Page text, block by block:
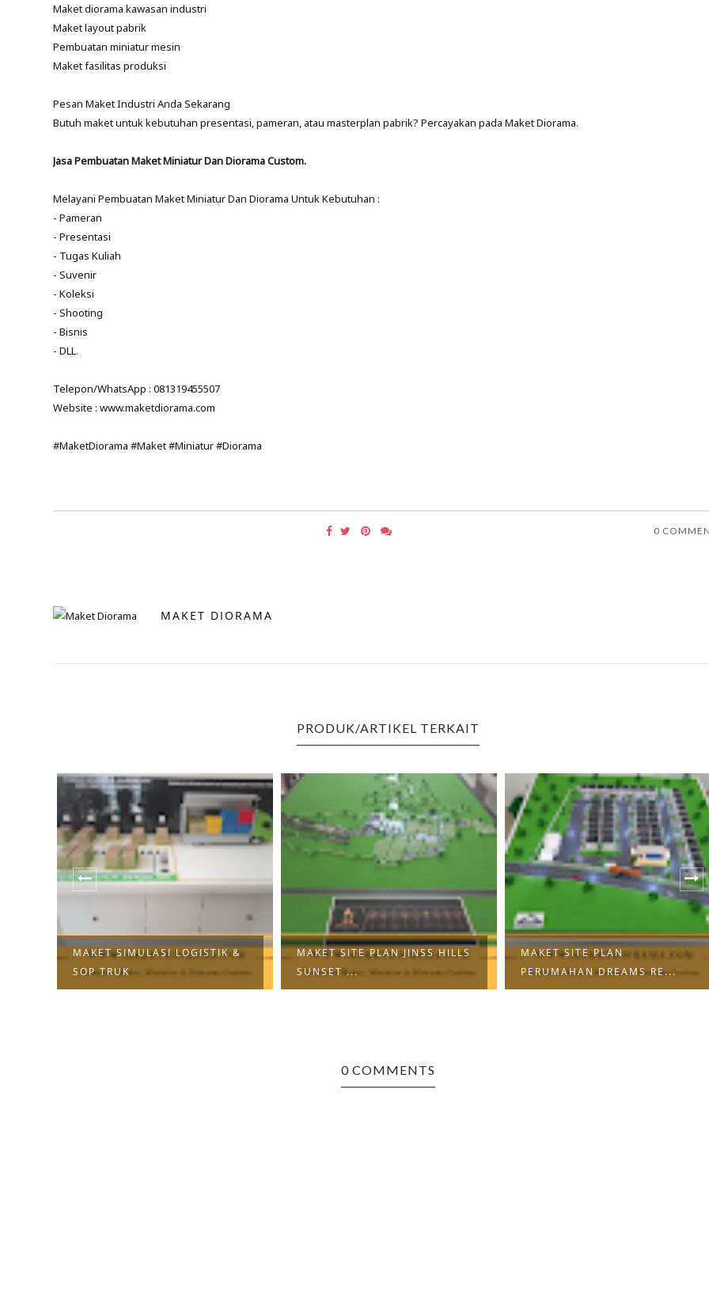
Maket diorama kawasan industri
Maket layout pabrik
Pembuatan miniatur mesin
Maket fasilitas produksi
Pesan Maket Industri Anda Sekarang
Butuh maket untuk kebutuhan presentasi, pameran, atau masterplan pabrik? Percayakan pada Maket Diorama.
Jasa Pembuatan Maket Miniatur Dan Diorama Custom.
Melayani Pembuatan Maket Miniatur Dan Diorama Untuk Kebutuhan :
- Pameran
- Presentasi
- Tugas Kuliah
- Suvenir
- Koleksi
- Shooting
- Bisnis
- DLL.
Telepon/WhatsApp : 081319455507
Website : www.maketdiorama.com
#MaketDiorama #Maket #Miniatur #Diorama
0
MAKET DIORAMA
PRODUK/ARTIKEL TERKAIT
MAKET SIMULASI LOGISTIK &
SOP TRUK
MAKET SITE PLAN JINSS HILLS
SUNSET ...
MAKET SITE PLAN
PERUMAHAN DREAMS RE...
0 COMMENTS